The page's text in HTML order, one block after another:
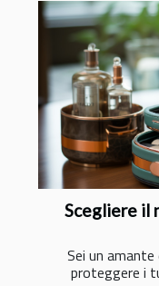
Scegliere il
Sei un
proteggere i